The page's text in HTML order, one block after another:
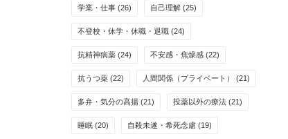
学業・仕事 (26) 自己理解 (25)
不登校・休学・休職・退職 (24)
抗精神病薬 (24) 不安感・焦燥感 (22)
抗うつ薬 (22) 人間関係（プライベート） (21)
多弁・気分の高揚 (21) 投薬以外の療法 (21)
睡眠 (20) 自殺未遂・希死念慮 (19)